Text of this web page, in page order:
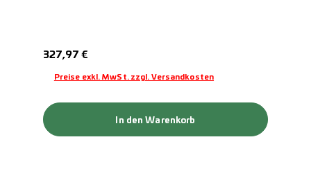
Regulärer Preis:
327,97 €
Preise exkl. MwSt. zzgl. Versandkosten
In den Warenkorb